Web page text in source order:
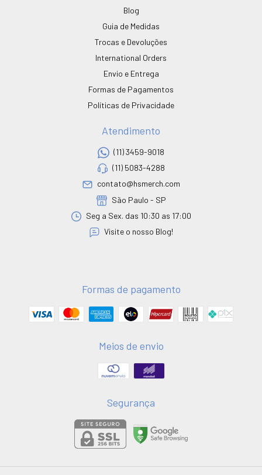
Blog
Guia de Medidas
Trocas e Devoluções
International Orders
Envio e Entrega
Formas de Pagamentos
Políticas de Privacidade
Atendimento
(11) 3459-9018
(11) 5083-4288
contato@hsmerch.com
São Paulo - SP
Seg a Sex. das 10:30 as 17:00
Visite o nosso Blog!
Formas de pagamento
Meios de envio
Segurança